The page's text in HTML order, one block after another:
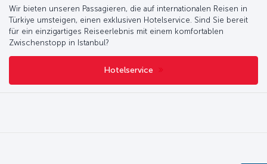
Wir bieten unseren Passagieren, die auf internationalen Reisen in
Türkiye umsteigen, einen exklusiven Hotelservice. Sind Sie bereit
für ein einzigartiges Reiseerlebnis mit einem komfortablen
Zwischenstopp in Istanbul?
Hotelservice